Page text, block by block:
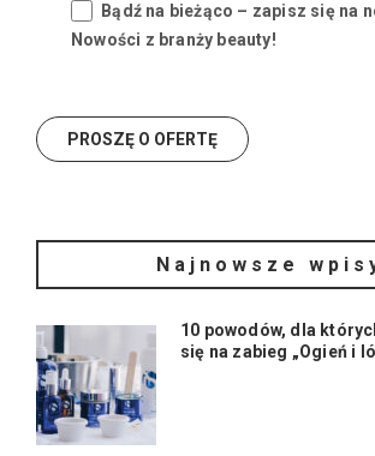
Bądź na bieżąco – zapisz się na
Nowości z branży beauty!
Najnowsze
10 powodów, dla
się na zabieg „Ogień i